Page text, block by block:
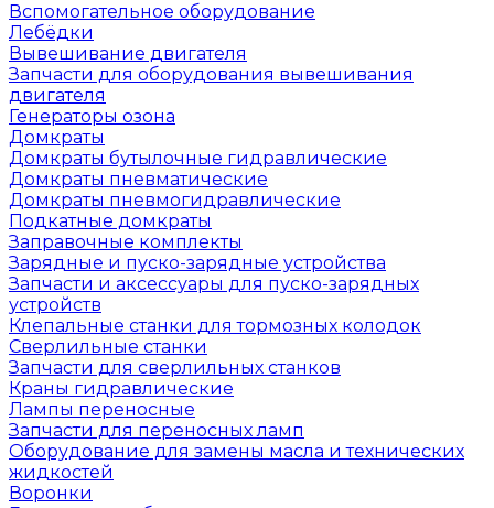
Вспомогательное оборудование
Лебёдки
Вывешивание двигателя
Запчасти для оборудования вывешивания
двигателя
Генераторы озона
Домкраты
Домкраты бутылочные гидравлические
Домкраты пневматические
Домкраты пневмогидравлические
Подкатные домкраты
Заправочные комплекты
Зарядные и пуско-зарядные устройства
Запчасти и аксессуары для пуско-зарядных
устройств
Клепальные станки для тормозных колодок
Сверлильные станки
Запчасти для сверлильных станков
Краны гидравлические
Лампы переносные
Запчасти для переносных ламп
Оборудование для замены масла и технических
жидкостей
Воронки